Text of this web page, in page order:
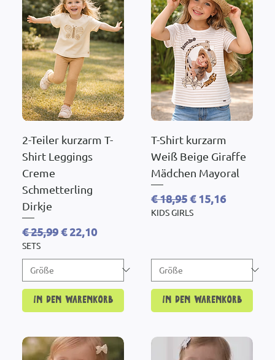
2-Teiler kurzarm T-
Shirt Leggings
Creme
Schmetterling
Dirkje
Standardpreis
€ 25,99Sale-Preis
€ 22,10
SETS
In den Warenkorb
T-Shirt kurzarm
Weiß Beige Giraffe
Mädchen Mayoral
Standardpreis
€ 18,95Sale-Preis
€ 15,16
KIDS GIRLS
In den Warenkorb